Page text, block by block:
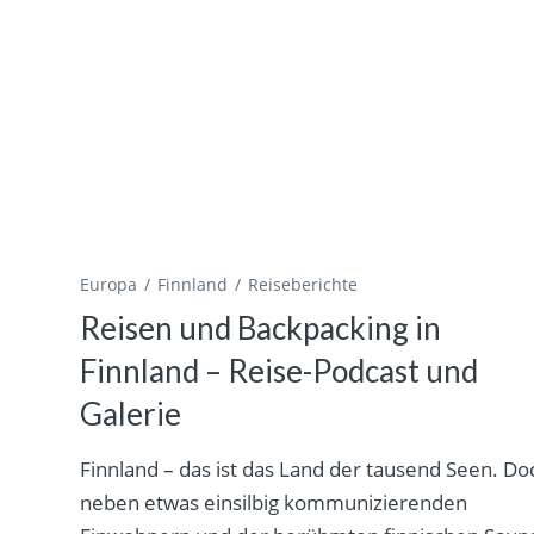
Europa Finnland Reiseberichte
Reisen und Backpacking in
Finnland – Reise-Podcast und
Galerie
Finnland – das ist das Land der tausend Seen.
neben etwas einsilbig kommunizierenden